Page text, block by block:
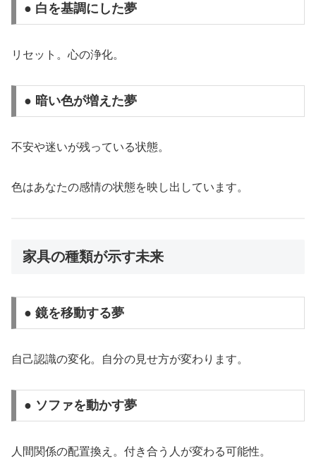
● 白を基調にした夢
リセット。心の浄化。
● 暗い色が増えた夢
不安や迷いが残っている状態。
色はあなたの感情の状態を映し出しています。
家具の種類が示す未来
● 鏡を移動する夢
自己認識の変化。自分の見せ方が変わります。
● ソファを動かす夢
人間関係の配置換え。付き合う人が変わる可能性。